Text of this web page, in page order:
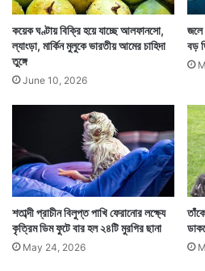
হয়তো এখন শিকাগো শহরের মানুষের
আন্দাজ পাওয়া মুশকিল। কিন্তু
আসবে যখন তা চিন্তার কারণ হতে
যাচ্ছে। — সংবাদ সংস্থার সাহায্য
কয়েক ঘণ্টায় বিক্রি হয়ে যাচ্ছে আলফানসো,
ল্যাংড়া, মার্কিন মুলুকে ভারতীয় আমের চাহিদা
তুঙ্গে
June 10, 2026
জলে
বড়
শতাব্দী প্রাচীন বিলুপ্ত পাখি ফেরানোর লক্ষ্যে
কৃত্রিম ডিম ফুটে বার হল ২৪টি মুরগির ছানা
May 24, 2026